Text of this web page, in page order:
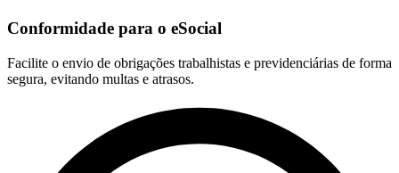
Conformidade para o eSocial
Facilite o envio de obrigações trabalhistas e previdenciárias de forma
segura, evitando multas e atrasos.